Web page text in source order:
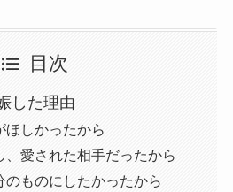
目次
した理由
ほしかったから
、愛された相手だったから
のものにしたかったから